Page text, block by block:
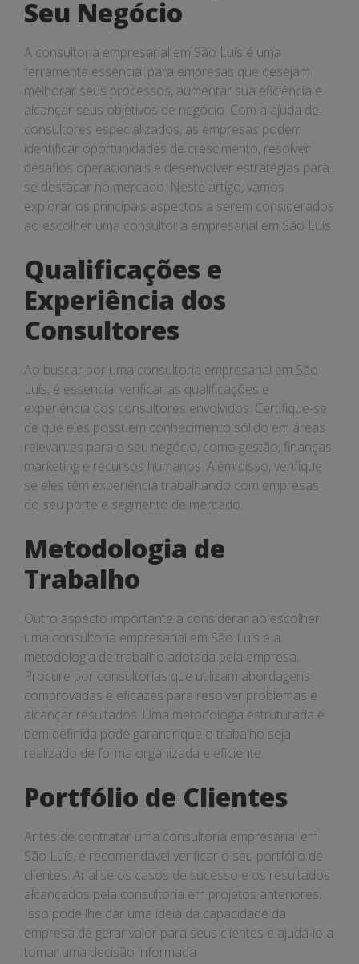
Seu Negócio
A consultoria empresarial em São Luís é uma
ferramenta essencial para empresas que desejam
melhorar seus processos, aumentar sua eficiência e
alcançar seus objetivos de negócio. Com a ajuda de
consultores especializados, as empresas podem
identificar oportunidades de crescimento, resolver
desafios operacionais e desenvolver estratégias para
se destacar no mercado. Neste artigo, vamos
explorar os principais aspectos a serem considerados
ao escolher uma consultoria empresarial em São Luís.
Qualificações e
Experiência dos
Consultores
Ao buscar por uma consultoria empresarial em São
Luís, é essencial verificar as qualificações e
experiência dos consultores envolvidos. Certifique-se
de que eles possuem conhecimento sólido em áreas
relevantes para o seu negócio, como gestão, finanças,
marketing e recursos humanos. Além disso, verifique
se eles têm experiência trabalhando com empresas
do seu porte e segmento de mercado.
Metodologia de
Trabalho
Outro aspecto importante a considerar ao escolher
uma consultoria empresarial em São Luís é a
metodologia de trabalho adotada pela empresa.
Procure por consultorias que utilizam abordagens
comprovadas e eficazes para resolver problemas e
alcançar resultados. Uma metodologia estruturada e
bem definida pode garantir que o trabalho seja
realizado de forma organizada e eficiente.
Portfólio de Clientes
Antes de contratar uma consultoria empresarial em
São Luís, é recomendável verificar o seu portfólio de
clientes. Analise os casos de sucesso e os resultados
alcançados pela consultoria em projetos anteriores.
Isso pode lhe dar uma ideia da capacidade da
empresa de gerar valor para seus clientes e ajudá-lo a
tomar uma decisão informada.